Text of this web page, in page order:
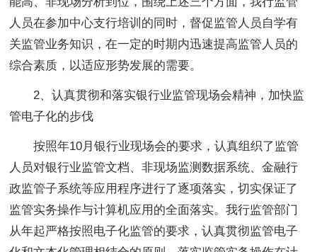
人员在参加中心支行培训的同时，督促监管人员自学有
关监管业务知识，在一定的时期内迅速提高监管人员的
综合素质，以适应形势发展的需要。
2、认真贯彻和落实银行业监管现场会精神，加快监
管电子化的步伐
按照年10月银行业现场会的要求，认真组织了监管
人员对银行业监管文档、非现场监测数据系统、金融行
政监管子系统等应用程序进行了逐项落实，切实保证了
监管实务操作与计算机应用的全面落实。我行监管部门
从年起严格按照电子化监管的要求，认真贯彻监管电子